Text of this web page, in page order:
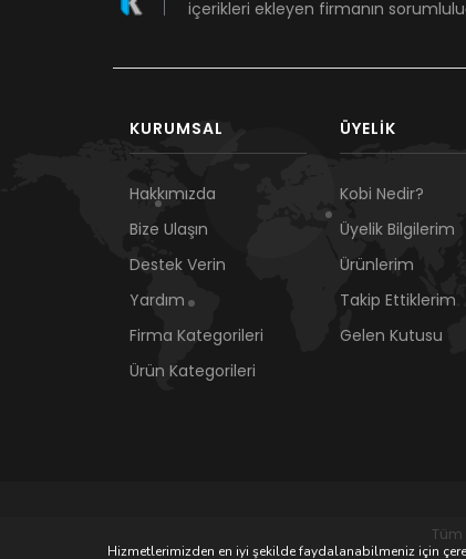
içerikleri ekleyen firmanın
KURUMSAL
Hakkımızda
Bize Ulaşın
Destek Verin
Yardım
Firma Kategorileri
Ürün Kategorileri
ÜYELIK
Kobi Nedir?
Üyelik Bilgilerim
Ürünlerim
Takip Ettiklerim
Gelen Kutusu
Hizmetlerimizden en iyi şekilde faydalanabilmeniz için